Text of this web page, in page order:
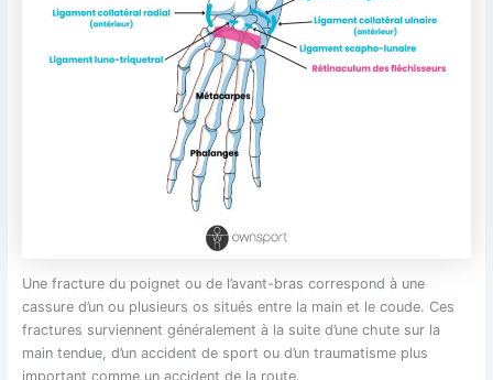
Une fracture du poignet ou de l’avant-bras correspond à une
cassure d’un ou plusieurs os situés entre la main et le coude. Ces
fractures surviennent généralement à la suite d’une chute sur la
main tendue, d’un accident de sport ou d’un traumatisme plus
important comme un accident de la route.